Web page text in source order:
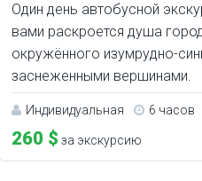
Один день автобусной
вами раскроется душа
окружённого изумрудно-
заснеженными вершинами.
Индивидуальная 6 часов
260 $ за экскурсию